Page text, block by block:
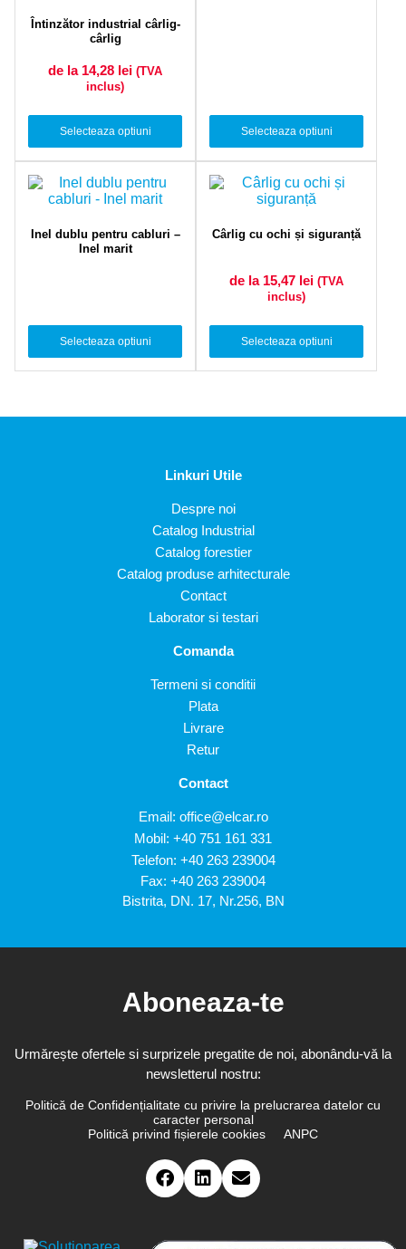
Întinzător industrial cârlig-
cârlig
de la 14,28 lei (TVA
inclus)
Selecteaza optiuni Selecteaza optiuni
Inel dublu pentru cabluri –
Inel marit
Selecteaza optiuni
Cârlig cu ochi și siguranță
de la 15,47 lei (TVA
inclus)
Selecteaza optiuni
Linkuri Utile
Despre noi
Catalog Industrial
Catalog forestier
Catalog produse arhitecturale
Contact
Laborator si testari
Comanda
Termeni si conditii
Plata
Livrare
Retur
Contact
Email: office@elcar.ro
Mobil: +40 751 161 331
Telefon: +40 263 239004
Fax: +40 263 239004
Bistrita, DN. 17, Nr.256, BN
Aboneaza-te
Urmărește ofertele si surprizele pregatite de noi, abonându-vă la
newsletterul nostru:
Politică de Confidențialitate cu privire la prelucrarea datelor cu
caracter personal
Politică privind fișierele cookies
ANPC